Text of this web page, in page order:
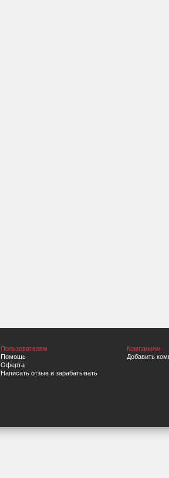
Пользователям
Помощь
Оферта
Написать отзыв и зарабатывать
Компаниям
Добавить